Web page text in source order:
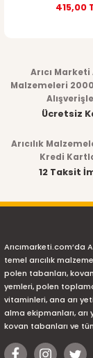
415,00
Arıcı Marketi
Malzemeleri 2000
Ücretsiz
Arıcılık
Kredi
12 Taksit
Arıcımarketi.com’da
temel arıcılık
polen tabanları,
yemleri, polen toplama
vitaminleri, ana arı
alma ekipmanları, arı
kovan tabanları ve